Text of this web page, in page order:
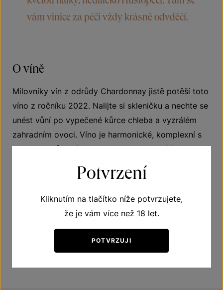
vám vinice za péči vždy krásně odvděčí.
O víně
Milovníky vín z odrůdy Chardonnay jistě potěší toto
víno z ročníku 2022. Nalijte si skleničku a nechte se
unést vůní po vypečené kůrce chleba a vyzrálém
zahradním ovoci. Víno je harmonické, komplexní s
typicky odrůdovým projevem. V chuti ucítíte ryngle,
broskve, jemnou medovost, chlebovinku a v závěru
lehký dotek vanilky. Příjemný zbytkový cukr je
toto Chardonnay s krémovými omáčkami,
vepřovým masem nebo s těstovinami. Víno má
dobré předpoklady k archivaci.
Potvrzení
Kliknutím na tlačítko níže potvrzujete,
že je vám více než 18 let.
POTVRZUJI